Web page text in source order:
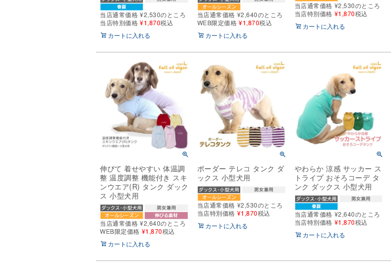
当店通常価格 ¥2,530のところ
当店特別価格 ¥1,870税込
カートに入れる
当店通常価格 ¥2,640のところ
WEB限定価格 ¥1,870税込
カートに入れる
当店通常価格 ¥2,530のところ
当店特別価格 ¥1,870税込
カートに入れる
伸びて 着せやすい 体温調
整 温度調整 機能付き スキ
ンウエア(R) タンク ダック
ス 小型犬用
当店通常価格 ¥2,640のところ
WEB限定価格 ¥1,870税込
カートに入れる
ボーダー テレコ タンク ダ
ックス 小型犬用
当店通常価格 ¥2,530のところ
当店特別価格 ¥1,870税込
カートに入れる
やわらか 涼感 サッカー ス
トライプ おそろコーデ タ
ンク ダックス 小型犬用
当店通常価格 ¥2,640のところ
当店特別価格 ¥1,870税込
カートに入れる